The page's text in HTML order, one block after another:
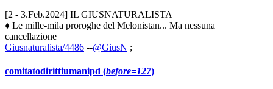
[2 - 3.Feb.2024] IL GIUSNATURALISTA
♦ Le mille-mila proroghe del Melonistan... Ma nessuna
cancellazione
Giusnaturalista/4486 --@GiusN ;
comitatodirittiumanipd (before=127)